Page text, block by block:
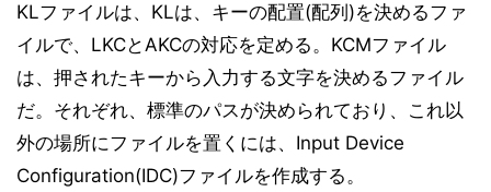
KLファイルは、KLは、キーの配置(配列)を決めるファ
イルで、LKCとAKCの対応を定める。KCMファイル
は、押されたキーから入力する文字を決めるファイル
だ。それぞれ、標準のパスが決められており、これ以
外の場所にファイルを置くには、Input Device
Configuration(IDC)ファイルを作成する。